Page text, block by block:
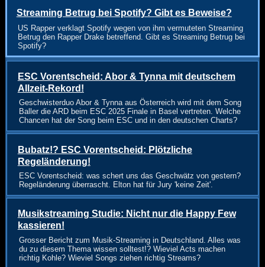
Streaming Betrug bei Spotify? Gibt es Beweise?
US Rapper verklagt Spotify wegen von ihm vermuteten Streaming
Betrug den Rapper Drake betreffend. Gibt es Streaming Betrug bei
Spotify?
ESC Vorentscheid: Abor & Tynna mit deutschem
Allzeit-Rekord!
Geschwisterduo Abor & Tynna aus Österreich wird mit dem Song
Baller die ARD beim ESC 2025 Finale in Basel vertreten. Welche
Chancen hat der Song beim ESC und in den deutschen Charts?
Bubatz!? ESC Vorentscheid: Plötzliche
Regeländerung!
ESC Vorentscheid: was schert uns das Geschwätz von gestern?
Regeländerung überrascht. Elton hat für Jury 'keine Zeit'.
Musikstreaming Studie: Nicht nur die Happy Few
kassieren!
Grosser Bericht zum Musik-Streaming in Deutschland. Alles was
du zu diesem Thema wissen solltest!? Wieviel Acts machen
richtig Kohle? Wieviel Songs ziehen richtig Streams?